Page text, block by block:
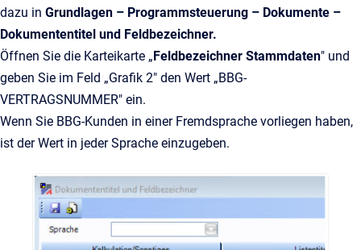
dazu in Grundlagen – Programmsteuerung – Dokumente –
Dokumententitel und Feldbezeichner.
Öffnen Sie die Karteikarte „ Feldbezeichner Stammdaten" und
geben Sie im Feld „Grafik 2" den Wert „BBG-
VERTRAGSNUMMER" ein.
Wenn Sie BBG-Kunden in einer Fremdsprache vorliegen haben,
ist der Wert in jeder Sprache einzugeben.